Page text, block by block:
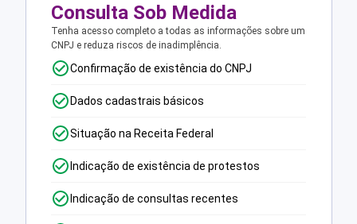
Consulta Sob Medida
Tenha acesso completo a todas as informações sobre um
CNPJ e reduza riscos de inadimplência.
Confirmação de existência do CNPJ
Dados cadastrais básicos
Situação na Receita Federal
Indicação de existência de protestos
Indicação de consultas recentes